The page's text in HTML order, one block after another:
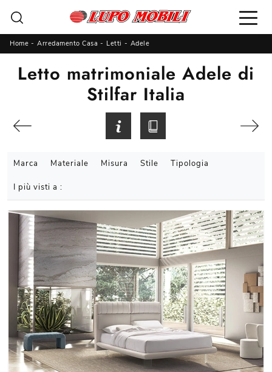
Home - Arredamento Casa - Letti - Adele
Letto matrimoniale Adele di
Stilfar Italia
Marca Materiale Misura Stile Tipologia
I più visti a :